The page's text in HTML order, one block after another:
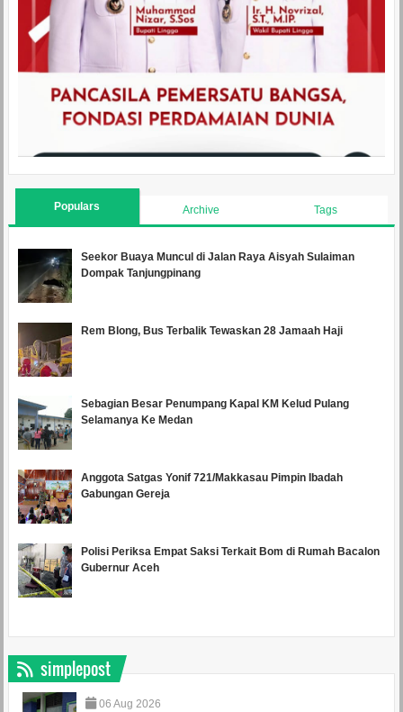
Populars Archive Tags
Seekor Buaya Muncul di Jalan Raya Aisyah Sulaiman
Dompak Tanjungpinang
Rem Blong, Bus Terbalik Tewaskan 28 Jamaah Haji
Sebagian Besar Penumpang Kapal KM Kelud Pulang
Selamanya Ke Medan
Anggota Satgas Yonif 721/Makkasau Pimpin Ibadah
Gabungan Gereja
Polisi Periksa Empat Saksi Terkait Bom di Rumah Bacalon
Gubernur Aceh
simplepost
06 Aug 2026